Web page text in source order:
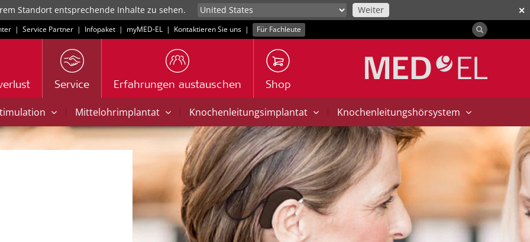
✕
Standort entsprechende Inhalte zu sehen. Weiter
| Service Partner | Infopaket | myMED‑EL | Kontaktieren Sie uns | Für Fachleute
Service Erfahrungen austauschen Shop
| Mittelohrimplantat | Knochenleitungsimplantat | Knochenleitungshörsystem